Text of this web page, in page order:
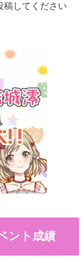
稿してください
ント成績